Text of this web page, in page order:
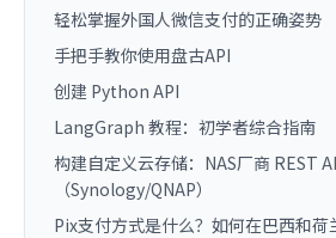
轻松掌握外国人微信支付的正确姿势
手把手教你使用盘古API
创建 Python API
LangGraph 教程：初学者综合指南
构建自定义云存储：NAS厂商 REST
（Synology/QNAP）
Pix支付方式是什么？如何在巴西和荷